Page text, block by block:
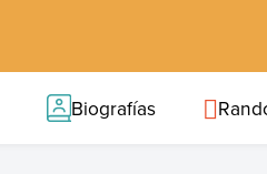
Biografías